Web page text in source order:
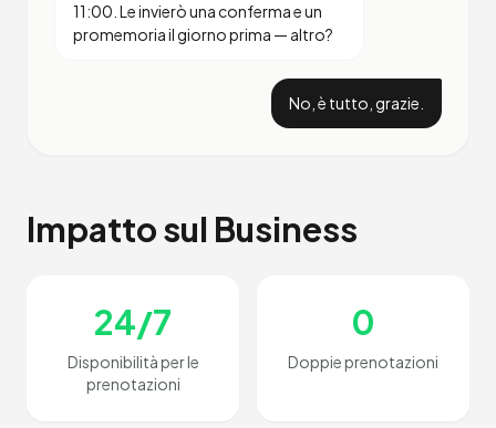
11:00. Le invierò una conferma e un
promemoria il giorno prima — altro?
No, è tutto, grazie.
Impatto sul Business
24/7
Disponibilità per le
prenotazioni
0
Doppie prenotazioni